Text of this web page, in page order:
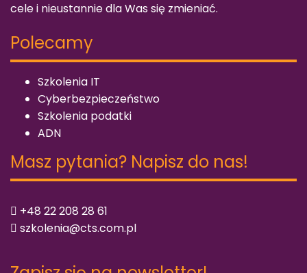
cele i nieustannie dla Was się zmieniać.
Polecamy
Szkolenia IT
Cyberbezpieczeństwo
Szkolenia podatki
ADN
Masz pytania? Napisz do nas!
+48 22 208 28 61
szkolenia@cts.com.pl